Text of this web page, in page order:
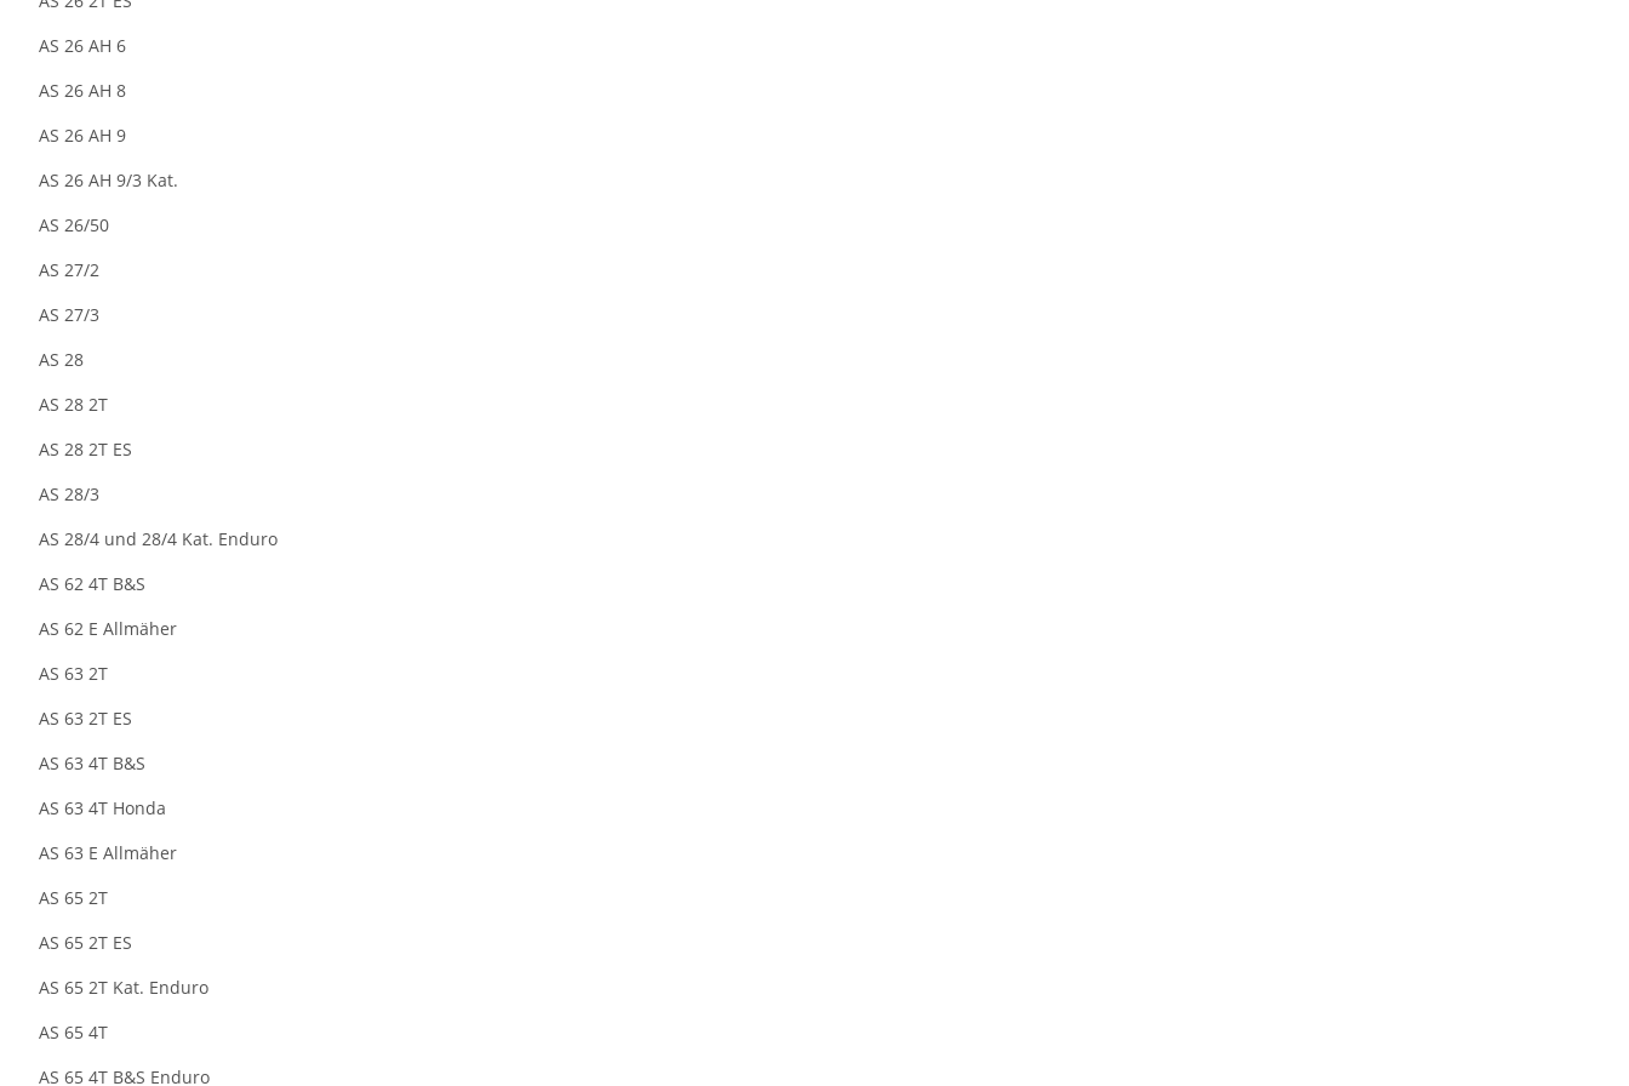
AS 26 AH 6
AS 26 AH 8
AS 26 AH 9
AS 26 AH 9/3 Kat.
AS 26/50
AS 27/2
AS 27/3
AS 28
AS 28 2T
AS 28 2T ES
AS 28/3
AS 28/4 und 28/4 Kat. Enduro
AS 62 4T B&S
AS 62 E Allmäher
AS 63 2T
AS 63 2T ES
AS 63 4T B&S
AS 63 4T Honda
AS 63 E Allmäher
AS 65 2T
AS 65 2T ES
AS 65 2T Kat. Enduro
AS 65 4T
AS 65 4T B&S Enduro